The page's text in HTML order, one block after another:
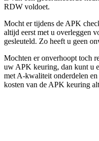
RDW voldoet.
Mocht er tijdens de APK
altijd eerst met u overleggen
gesleuteld. Zo heeft u geen
Mochten er onverhoopt toch
uw APK keuring, dan kunt u
met A-kwaliteit onderdelen
kosten van de APK keuring